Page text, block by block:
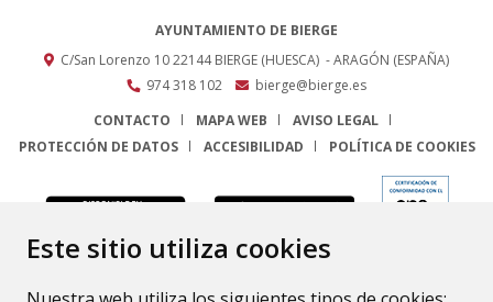
Este sitio utiliza cookies
AYUNTAMIENTO DE BIERGE
C/San Lorenzo 1022144 BIERGE (HUESCA) - ARAGÓN (ESPAÑA)
974 318 102
bierge@bierge.es
CONTACTO
MAPA WEB
AVISO LEGAL
PROTECCIÓN DE DATOS
ACCESIBILIDAD POLÍTICA DE COOKIES